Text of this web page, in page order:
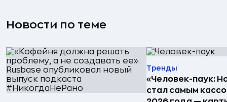
Новости по теме
Тренды
«Человек-паук:
стал самым